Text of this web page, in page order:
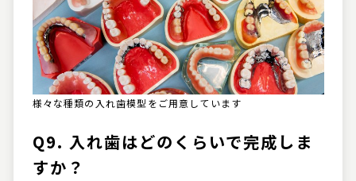
様々な種類の入れ歯模型をご用意しています
Q9. 入れ歯はどのくらいで完成しま
すか？